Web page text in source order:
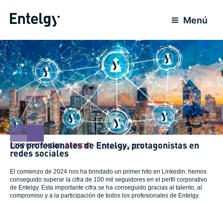
Menú
CORPORATE NEWS,PRESENT 12 February 2024
Los profesionales de Entelgy, protagonistas en
redes sociales
El comienzo de 2024 nos ha brindado un primer hito en Linkedin: hemos
conseguido superar la cifra de 100 mil seguidores en el perfil corporativo
de Entelgy. Esta importante cifra se ha conseguido gracias al talento, al
compromiso y a la participación de todos los profesionales de Entelgy.